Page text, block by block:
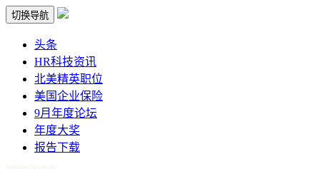
切换导航
头条
HR科技资讯
北美精英职位
美国企业保险
9月年度论坛
年度大奖
报告下载